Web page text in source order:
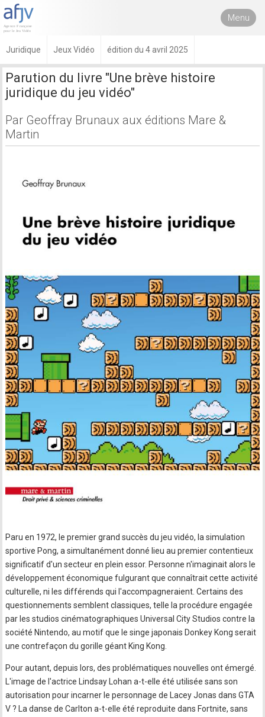
Menu
Juridique Jeux Vidéo édition du 4 avril 2025
Parution du livre "Une brève histoire
juridique du jeu vidéo"
Par Geoffray Brunaux aux éditions Mare &
Martin
Paru en 1972, le premier grand succès du jeu vidéo, la simulation
sportive Pong, a simultanément donné lieu au premier contentieux
significatif d'un secteur en plein essor. Personne n'imaginait alors le
développement économique fulgurant que connaîtrait cette activité
culturelle, ni les différends qui l'accompagneraient. Certains des
questionnements semblent classiques, telle la procédure engagée
par les studios cinématographiques Universal City Studios contre la
société Nintendo, au motif que le singe japonais Donkey Kong serait
une contrefaçon du gorille géant King Kong.
Pour autant, depuis lors, des problématiques nouvelles ont émergé.
L'image de l'actrice Lindsay Lohan a-t-elle été utilisée sans son
autorisation pour incarner le personnage de Lacey Jonas dans GTA
V ? La danse de Carlton a-t-elle été reproduite dans Fortnite, sans